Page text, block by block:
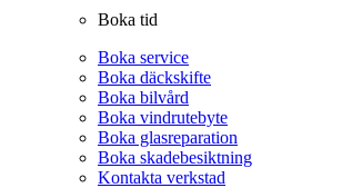
Boka tid
Boka service
Boka däckskifte
Boka bilvård
Boka vindrutebyte
Boka glasreparation
Boka skadebesiktning
Kontakta verkstad